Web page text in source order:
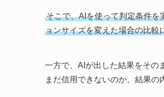
そこで、AIを使って判定条件
ョンサイズを変えた場合の比較
一方で、AIが出した結果をその
まだ信用できないのか。結果の